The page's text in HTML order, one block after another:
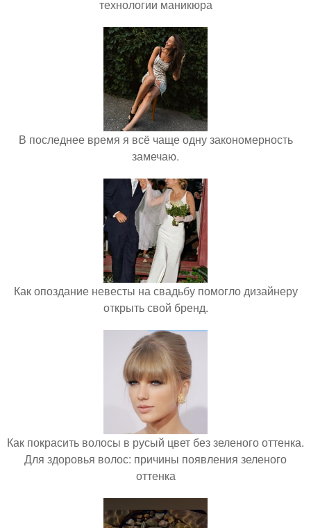
технологии маникюра
В последнее время я всё чаще одну закономерность
замечаю.
Как опоздание невесты на свадьбу помогло дизайнеру
открыть свой бренд.
Как покрасить волосы в русый цвет без зеленого оттенка.
Для здоровья волос: причины появления зеленого
оттенка